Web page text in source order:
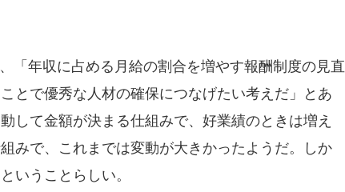
「年収に占める月給の割合を増やす報酬制度の見直
とで優秀な人材の確保につなげたい考えだ」とあ
して金額が決まる仕組みで、好業績のときは増え
みで、これまでは変動が大きかったようだ。しか
いうことらしい。